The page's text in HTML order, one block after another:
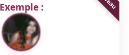
Exemple :